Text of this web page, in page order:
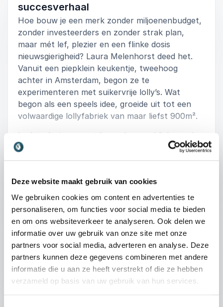
Deze website maakt gebruik van cookies
We gebruiken cookies om content en advertenties te
personaliseren, om functies voor social media te bieden
en om ons websiteverkeer te analyseren. Ook delen we
informatie over uw gebruik van onze site met onze
partners voor social media, adverteren en analyse. Deze
partners kunnen deze gegevens combineren met andere
informatie die u aan ze heeft verstrekt of die ze hebben
verzameld op basis van uw gebruik van hun services.
succesverhaal
Hoe bouw je een merk zonder miljoenenbudget,
zonder investeerders en zonder strak plan,
maar mét lef, plezier en een flinke dosis
nieuwsgierigheid? Laura Melenhorst deed het.
Vanuit een piepklein keukentje, tweehoog
achter in Amsterdam, begon ze te
experimenteren met suikervrije lolly’s. Wat
begon als een speels idee, groeide uit tot een
volwaardige lollyfabriek van maar liefst 900m².
In deze lezing neemt Laura haar publiek mee in
een eerlijk, humorvol en inspirerend
ondernemersverhaal. Ze vertelt over de pieken,
ontdekkingen die haar reis hebben gevormd.
Juist die momenten van verwondering en
nieuwsgierigheid bleken steeds opnieuw de
sleutel tot vooruitgang en succes.
Laura laat zien dat nieuwsgierigheid niet zomaar
een persoonlijke eigenschap is, maar een
superkracht die ons helpt om innovatiever,
veerkrachtiger en gelukkiger te werken en te
leven. Met haar zelfontwikkelde DARE-methode
+Lees meer
Vraag vrijblijvend info aan: Laura Melenhorst De
45 - 60 minuten
LEZING VAN SPREKER LAURA MELENHORST
Durf te spelen - Waarom plezier op de
werkvloer serieuzer genomen moet
worden